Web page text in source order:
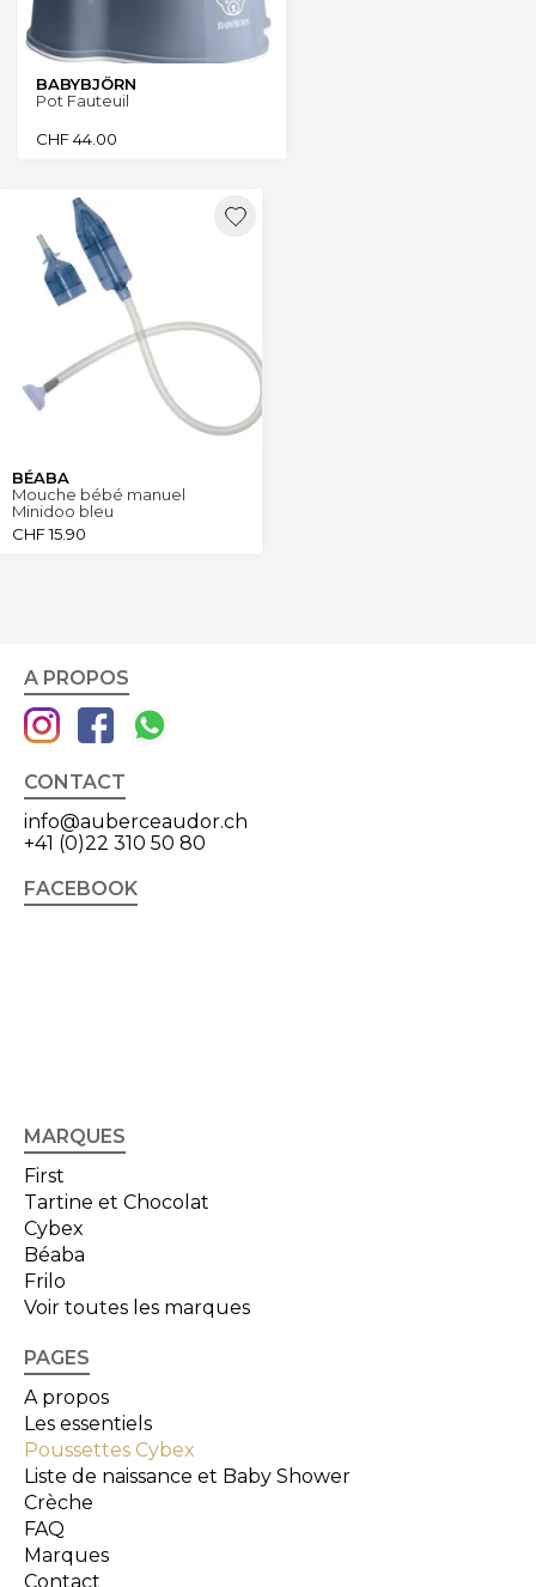
BABYBJÖRN
Pot Fauteuil
CHF44.00
BÉABA
Mouche bébé manuel
Minidoo bleu
CHF15.90
A PROPOS
CONTACT
info@auberceaudor.ch
+41 (0)22 310 50 80
FACEBOOK
MARQUES
First
Tartine et Chocolat
Cybex
Béaba
Frilo
Voir toutes les marques
PAGES
A propos
Les essentiels
Poussettes Cybex
Liste de naissance et Baby Shower
Crèche
FAQ
Marques
Contact